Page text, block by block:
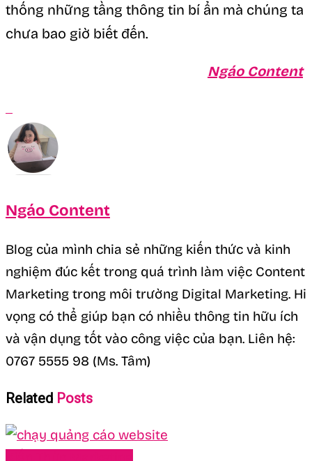
thống những tầng thông tin bí ẩn mà chúng ta
chưa bao giờ biết đến.
Ngáo Content
Ngáo Content
Blog của mình chia sẻ những kiến thức và kinh
nghiệm đúc kết trong quá trình làm việc Content
Marketing trong môi trường Digital Marketing. Hi
vọng có thể giúp bạn có nhiều thông tin hữu ích
và vận dụng tốt vào công việc của bạn. Liên hệ:
0767 5555 98 (Ms. Tâm)
Related Posts